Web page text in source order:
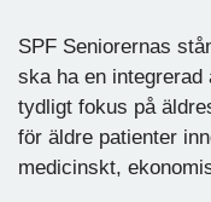
SPF Seniorernas
ska ha en integrerad
tydligt fokus på
för äldre patienter
medicinskt,